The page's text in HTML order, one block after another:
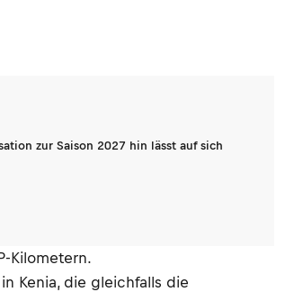
zur Saison 2027 hin lässt auf sich
Kilometern.
Kenia, die gleichfalls die